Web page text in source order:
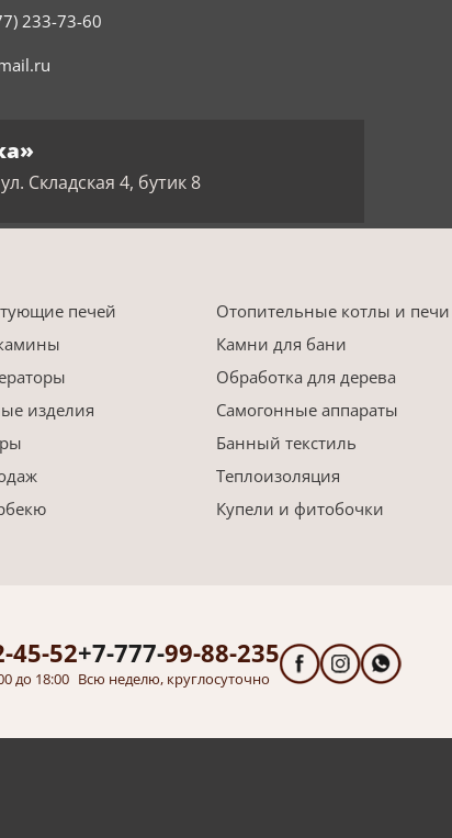
233-73-60
Складская 4, бутик 8
печей
Отопительные котлы и печи
Камни для бани
Обработка для дерева
изделия
Самогонные аппараты
Банный текстиль
Теплоизоляция
Купели и фитобочки
45-52
до 18:00
+7-777-99-88-235
Всю неделю, круглосуточно